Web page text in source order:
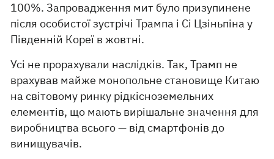
100%. Запровадження мит було призупинене
після особистої зустрічі Трампа і Сі Цзіньпіна у
Південній Кореї в жовтні.
Усі не прорахували наслідків. Так, Трамп не
врахував майже монопольне становище Китаю
на світовому ринку рідкісноземельних
елементів, що мають вирішальне значення для
виробництва всього — від смартфонів до
винищувачів.